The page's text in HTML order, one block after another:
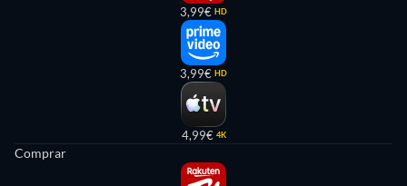
3,99€ HD
3,99€ HD
4,99€ 4K
Comprar